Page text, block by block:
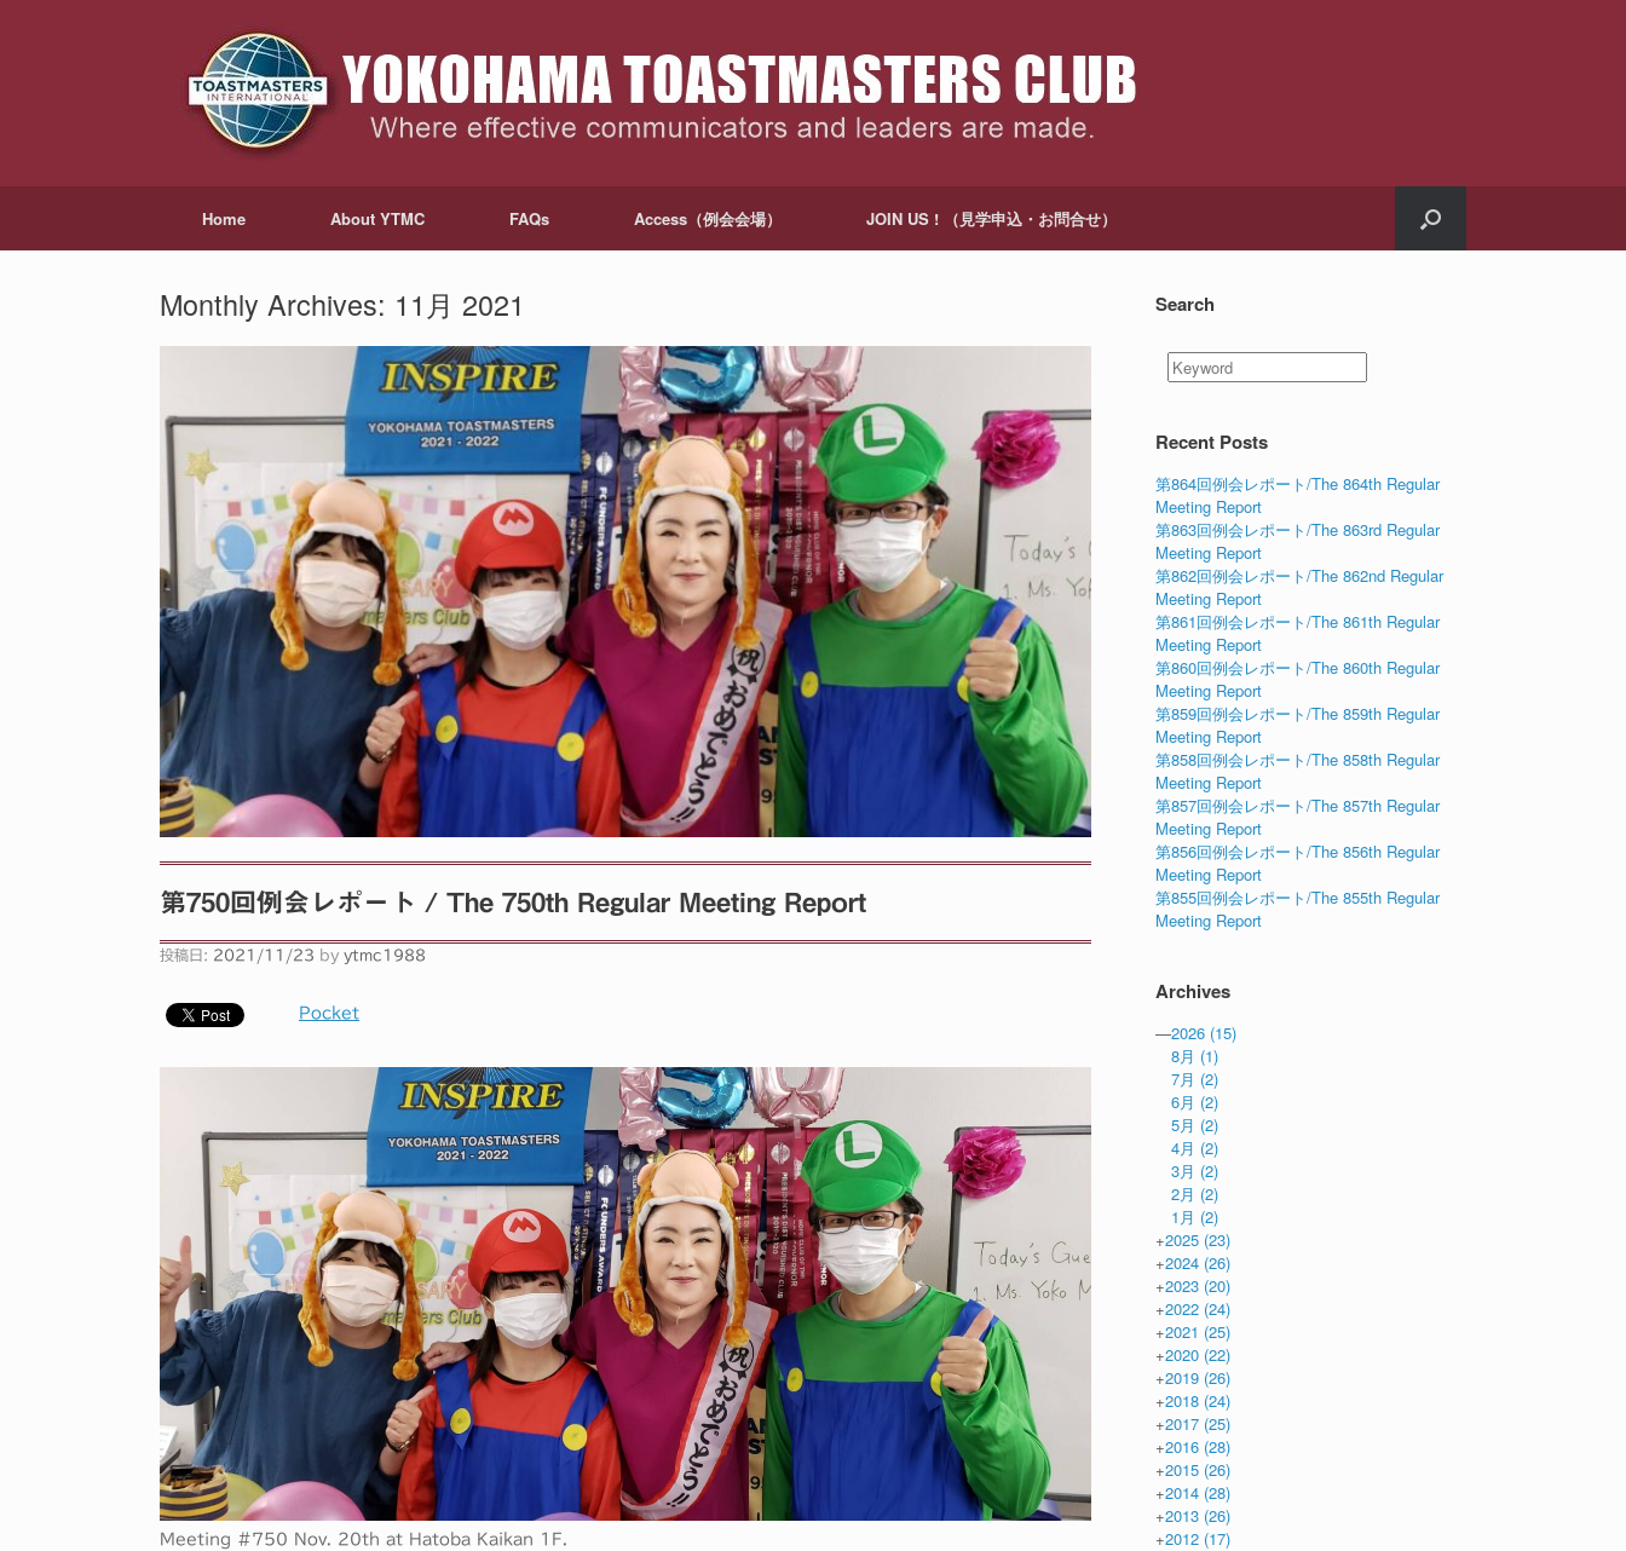
Home About YTMC FAQs Access（例会会場） JOIN US ! （見学申込・お問合せ）
Monthly Archives: 11月 2021
第750回例会レポート / The 750th Regular Meeting Report
投稿日: 2021/11/23 by ytmc1988
Pocket
Meeting #750 Nov. 20th at Hatoba Kaikan 1F.
Search
Recent Posts
第864回例会レポート/The 864th Regular
Meeting Report
第863回例会レポート/The 863rd Regular
Meeting Report
第862回例会レポート/The 862nd Regular
Meeting Report
第861回例会レポート/The 861th Regular
Meeting Report
第860回例会レポート/The 860th Regular
Meeting Report
第859回例会レポート/The 859th Regular
Meeting Report
第858回例会レポート/The 858th Regular
Meeting Report
第857回例会レポート/The 857th Regular
Meeting Report
第856回例会レポート/The 856th Regular
Meeting Report
第855回例会レポート/The 855th Regular
Meeting Report
Archives
—2026 (15)
8月 (1)
7月 (2)
6月 (2)
5月 (2)
4月 (2)
3月 (2)
2月 (2)
1月 (2)
+2025 (23)
+2024 (26)
+2023 (20)
+2022 (24)
+2021 (25)
+2020 (22)
+2019 (26)
+2018 (24)
+2017 (25)
+2016 (28)
+2015 (26)
+2014 (28)
+2013 (26)
+2012 (17)